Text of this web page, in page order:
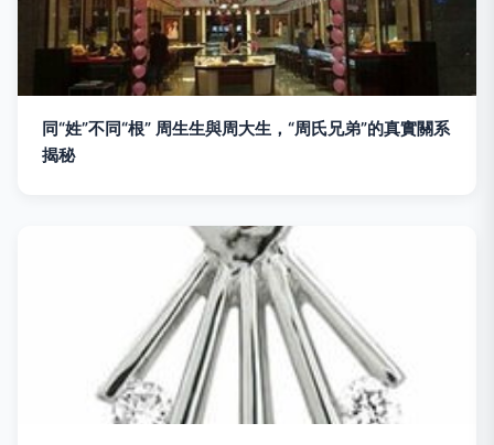
同“姓”不同“根” 周生生與周大生，“周氏兄弟”的真實關系
揭秘